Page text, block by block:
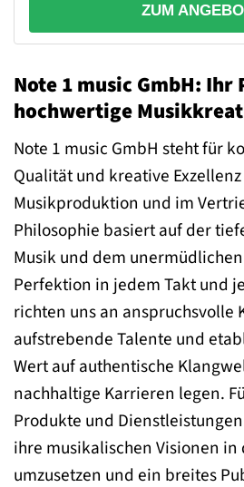
ZUM
Note 1 music GmbH:
hochwertige
Note 1 music GmbH steht für
Qualität und kreative
Musikproduktion und im
Philosophie basiert auf der
Musik und dem
Perfektion in jedem Takt und
richten uns an anspruchsvolle
aufstrebende Talente und
Wert auf authentische
nachhaltige Karrieren legen.
Produkte und
ihre musikalischen Visionen
umzusetzen und ein breites